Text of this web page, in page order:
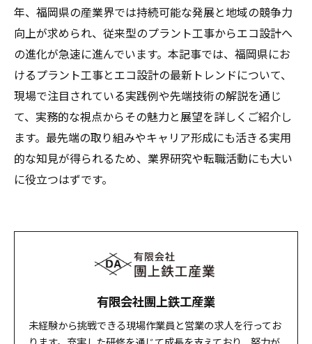
年、福岡県の産業界では持続可能な発展と地域の競争力
向上が求められ、従来型のプラント工事からエコ設計へ
の進化が急速に進んでいます。本記事では、福岡県にお
けるプラント工事とエコ設計の最新トレンドについて、
現場で注目されている実践例や先端技術の解説を通じ
て、実務的な視点からその魅力と展望を詳しくご紹介し
ます。最先端の取り組みやキャリア形成にも活きる実用
的な知見が得られるため、業界研究や転職活動にも大い
に役立つはずです。
有限会社團上鉄工産業
未経験から挑戦できる現場作業員と営業の求人を行ってお